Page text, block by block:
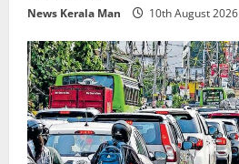
News Kerala Man 10th August 2026